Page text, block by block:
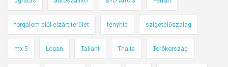
forgalom elől elzárt terület fényhíd szigetelőszalag
mx-5 Logan Taliant Thalia Törökország